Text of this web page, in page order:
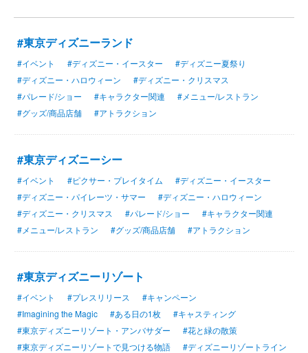
#東京ディズニーランド
#イベント #ディズニー・イースター
#ディズニー夏祭り
#ディズニー・ハロウィーン
#ディズニー・クリスマス
#パレード/ショー
#キャラクター関連
#メニュー/レストラン
#グッズ/商品店舗
#アトラクション
#東京ディズニーシー
#イベント #ピクサー・プレイタイム
#ディズニー・イースター
#ディズニー・パイレーツ・サマー
#ディズニー・ハロウィーン
#ディズニー・クリスマス
#パレード/ショー
#キャラクター関連
#メニュー/レストラン
#グッズ/商品店舗 #アトラクション
#東京ディズニーリゾート
#イベント #プレスリリース
#キャンペーン
#Imagining the Magic
#ある日の1枚
#キャスティング
#東京ディズニーリゾート・アンバサダー
#花と緑の散策
#東京ディズニーリゾートで見つける物語
#ディズニーリゾートライン